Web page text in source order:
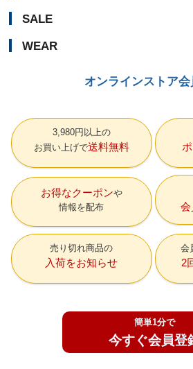
SALE
WEAR
オンラインストア
3,980円以上の
お買い上げで送料無料
お得なクーポン
情報を配布
売り切れ商品の
入荷をお知らせ
会
2
簡単1分で
今すぐ会員登